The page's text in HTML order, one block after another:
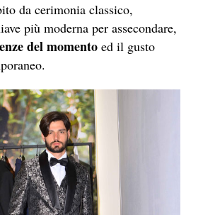
da cerimonia classico,
più moderna per assecondare,
del momento ed il gusto